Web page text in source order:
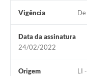
Vigência
Data da assinatura
24/02/2022
Origem LI